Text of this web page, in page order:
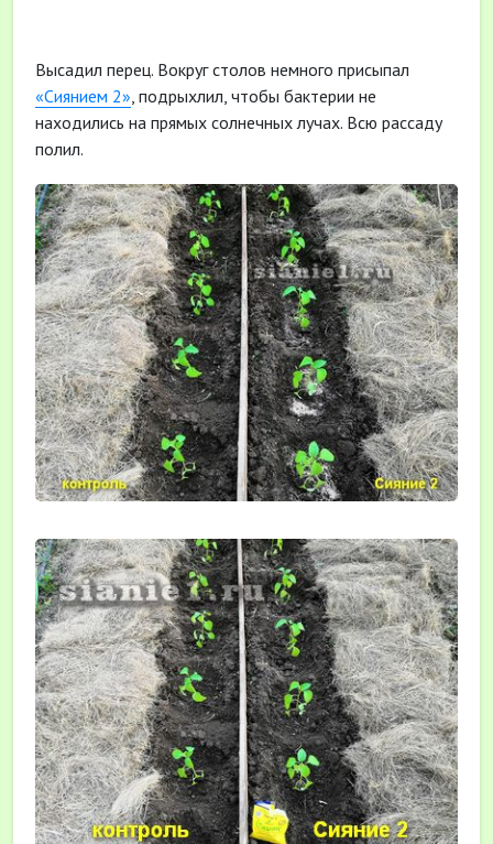
Высадил перец. Вокруг столов немного присыпал
«Сиянием 2» , подрыхлил, чтобы бактерии не
находились на прямых солнечных лучах. Всю рассаду
полил.